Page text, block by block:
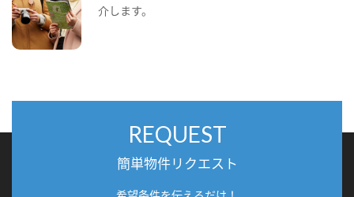
介します。
REQUEST
簡単物件リクエスト